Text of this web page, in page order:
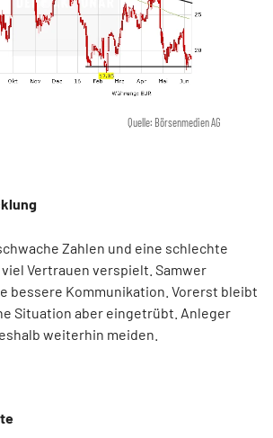
Quelle: Börsenmedien AG
Zahlen und eine schlechte
Vertrauen verspielt. Samwer
bessere Kommunikation. Vorerst bleibt
Situation aber eingetrübt. Anleger
weiterhin meiden.